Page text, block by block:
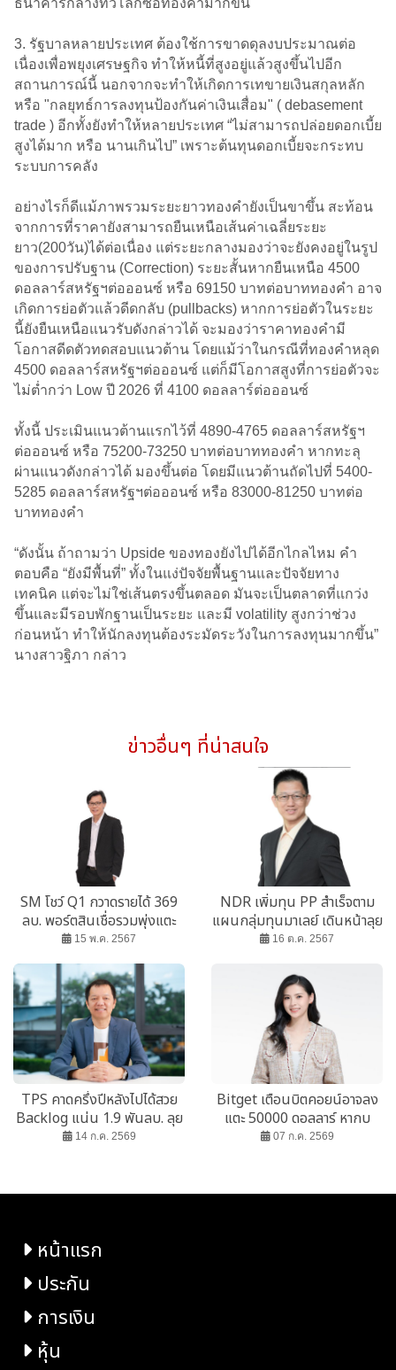
3. รัฐบาลหลายประเทศ ต้องใช้การขาดดุลงบประมาณต่อ
เนื่องเพื่อพยุงเศรษฐกิจ ทำให้หนี้ที่สูงอยู่แล้วสูงขึ้นไปอีก
สถานการณ์นี้ นอกจากจะทำให้เกิดการเทขายเงินสกุลหลัก
หรือ "กลยุทธ์การลงทุนป้องกันค่าเงินเสื่อม" ( debasement
trade ) อีกทั้งยังทำให้หลายประเทศ “ไม่สามารถปล่อยดอกเบี้ย
สูงได้มาก หรือ นานเกินไป” เพราะต้นทุนดอกเบี้ยจะกระทบ
ระบบการคลัง
อย่างไรก็ดีแม้ภาพรวมระยะยาวทองคำยังเป็นขาขึ้น สะท้อน
จากการที่ราคายังสามารถยืนเหนือเส้นค่าเฉลี่ยระยะ
ยาว(200วัน)ได้ต่อเนื่อง แต่ระยะกลางมองว่าจะยังคงอยู่ในรูป
ของการปรับฐาน (Correction) ระยะสั้นหากยืนเหนือ 4500
ดอลลาร์สหรัฐฯต่อออนซ์ หรือ 69150 บาทต่อบาททองคำ อาจ
เกิดการย่อตัวแล้วดีดกลับ (pullbacks) หากการย่อตัวในระยะ
นี้ยังยืนเหนือแนวรับดังกล่าวได้ จะมองว่าราคาทองคำมี
โอกาสดีดตัวทดสอบแนวต้าน โดยแม้ว่าในกรณีที่ทองคำหลุด
4500 ดอลลาร์สหรัฐฯต่อออนซ์ แต่ก็มีโอกาสสูงที่การย่อตัวจะ
ไม่ต่ำกว่า Low ปี 2026 ที่ 4100 ดอลลาร์ต่อออนซ์
ทั้งนี้ ประเมินแนวต้านแรกไว้ที่ 4890-4765 ดอลลาร์สหรัฐฯ
ต่อออนซ์ หรือ 75200-73250 บาทต่อบาททองคำ หากทะลุ
ผ่านแนวดังกล่าวได้ มองขึ้นต่อ โดยมีแนวต้านถัดไปที่ 5400-
5285 ดอลลาร์สหรัฐฯต่อออนซ์ หรือ 83000-81250 บาทต่อ
บาททองคำ
“ดังนั้น ถ้าถามว่า Upside ของทองยังไปได้อีกไกลไหม คำ
ตอบคือ “ยังมีพื้นที่” ทั้งในแง่ปัจจัยพื้นฐานและปัจจัยทาง
เทคนิค แต่จะไม่ใช่เส้นตรงขึ้นตลอด มันจะเป็นตลาดที่แกว่ง
ขึ้นและมีรอบพักฐานเป็นระยะ และมี volatility สูงกว่าช่วง
ก่อนหน้า ทำให้นักลงทุนต้องระมัดระวังในการลงทุนมากขึ้น”
นางสาวฐิภา กล่าว
ข่าวอื่นๆ ที่น่าสนใจ
SM โชว์ Q1 กวาดรายได้ 369
ลบ. พอร์ตสินเชื่อรวมพุ่งแตะ
2673 ลบ.
15 พ.ค. 2567
NDR เพิ่มทุน PP สำเร็จตาม
แผนกลุ่มทุนมาเลย์ เดินหน้าลุย
ธุรกิจ เจาะตลาดอิเล็กทรอนิกส์
16 ต.ค. 2567
TPS คาดครึ่งปีหลังไปได้สวย
Backlog แน่น 1.9 พันลบ. ลุย
ประมูลงานใหม่ภาครัฐและ
14 ก.ค. 2569
Bitget เตือนบิตคอยน์อาจลง
แตะ 50000 ดอลลาร์ หากบ
อนด์ยิลด์ยังพุ่งต่อ มองราคา
07 ก.ค. 2569
หน้าแรก
ประกัน
การเงิน
หุ้น